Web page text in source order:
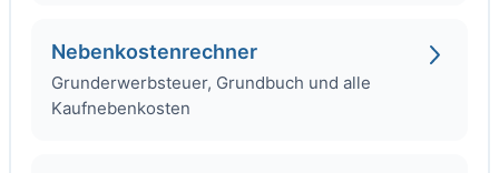
Nebenkostenrechner
Grunderwerbsteuer, Grundbuch und alle
Kaufnebenkosten